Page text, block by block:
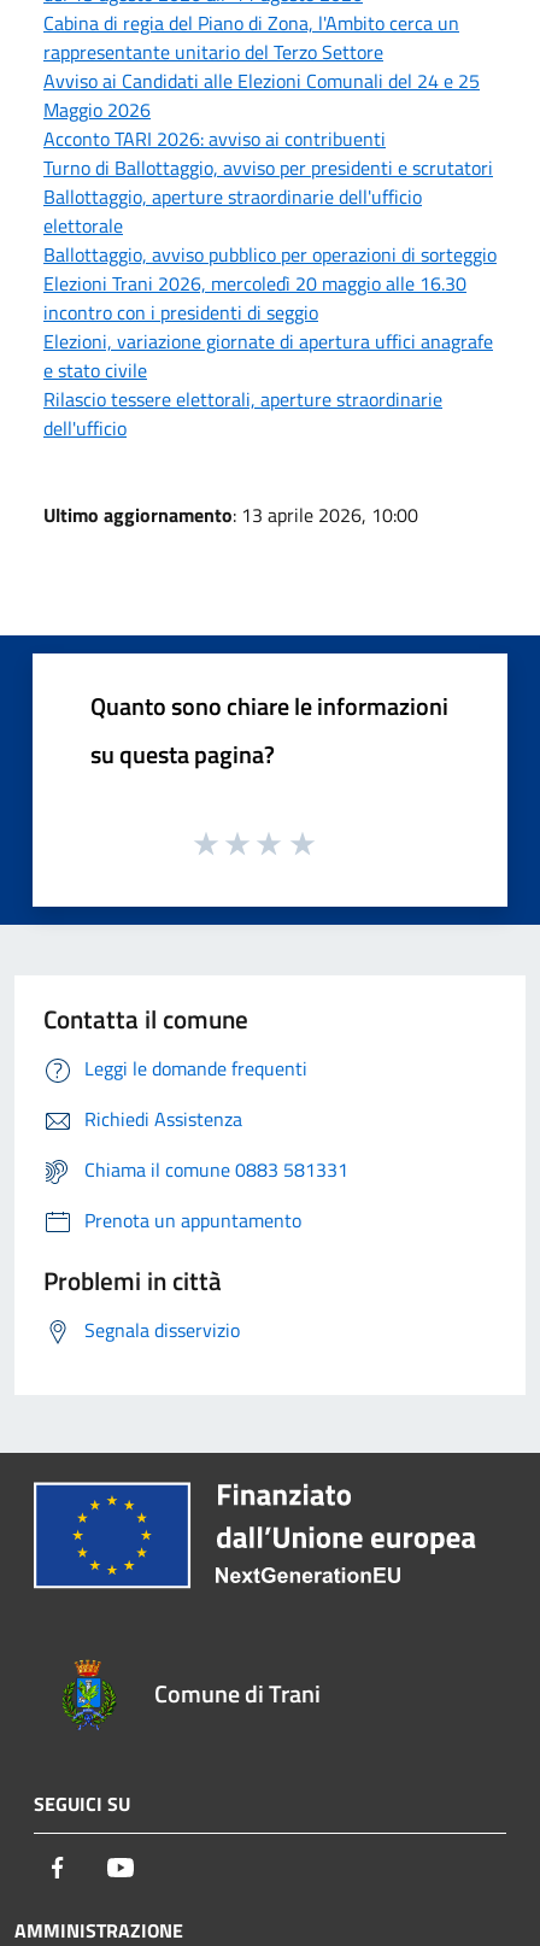
Cabina di regia del Piano di Zona, l'Ambito cerca un
rappresentante unitario del Terzo Settore
Avviso ai Candidati alle Elezioni Comunali del 24 e 25
Maggio 2026
Acconto TARI 2026: avviso ai contribuenti
Turno di Ballottaggio, avviso per presidenti e scrutatori
Ballottaggio, aperture straordinarie dell'ufficio
elettorale
Ballottaggio, avviso pubblico per operazioni di sorteggio
Elezioni Trani 2026, mercoledì 20 maggio alle 16.30
incontro con i presidenti di seggio
Elezioni, variazione giornate di apertura uffici anagrafe
e stato civile
Rilascio tessere elettorali, aperture straordinarie
dell'ufficio
Ultimo aggiornamento: 13 aprile 2026, 10:00
Quanto sono chiare le informazioni
su questa pagina?
Contatta il comune
Leggi le domande frequenti
Richiedi Assistenza
Chiama il comune 0883 581331
Prenota un appuntamento
Problemi in città
Segnala disservizio
Comune di Trani
SEGUICI SU
Facebook
AMMINISTRAZIONE